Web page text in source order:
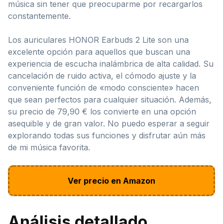
música sin tener que preocuparme por recargarlos
constantemente.
Los auriculares HONOR Earbuds 2 Lite son una
excelente opción para aquellos que buscan una
experiencia de escucha inalámbrica de alta calidad. Su
cancelación de ruido activa, el cómodo ajuste y la
conveniente función de «modo consciente» hacen
que sean perfectos para cualquier situación. Además,
su precio de 79,90 € los convierte en una opción
asequible y de gran valor. No puedo esperar a seguir
explorando todas sus funciones y disfrutar aún más
de mi música favorita.
Ver precio en Amazon